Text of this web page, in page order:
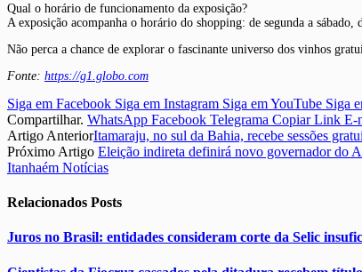
Qual o horário de funcionamento da exposição?
A exposição acompanha o horário do shopping: de segunda a sábado,
Não perca a chance de explorar o fascinante universo dos vinhos
Fonte: https://g1.globo.com
Siga em Facebook Siga em Instagram Siga em YouTube Siga
Compartilhar. WhatsApp Facebook Telegrama Copiar Link E-
Artigo AnteriorItamaraju, no sul da Bahia, recebe sessões
Próximo Artigo Eleição indireta definirá novo governador do
Itanhaém Notícias
Relacionados Posts
Juros no Brasil: entidades consideram corte da Selic